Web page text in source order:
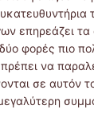
επηρεάζει τα
φορές πιο
να
σε αυτόν